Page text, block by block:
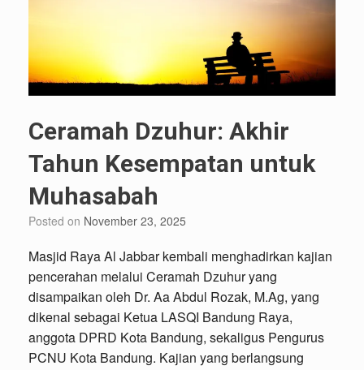
Ceramah Dzuhur: Akhir
Tahun Kesempatan untuk
Muhasabah
Posted on November 23, 2025
Masjid Raya Al Jabbar kembali menghadirkan kajian
pencerahan melalui Ceramah Dzuhur yang
disampaikan oleh Dr. Aa Abdul Rozak, M.Ag, yang
dikenal sebagai Ketua LASQI Bandung Raya,
anggota DPRD Kota Bandung, sekaligus Pengurus
PCNU Kota Bandung. Kajian yang berlangsung